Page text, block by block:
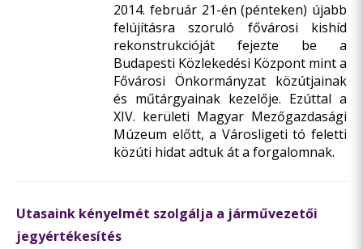
2014. február 21-én (pénteken) újabb
felújításra szoruló fővárosi kishíd
rekonstrukcióját fejezte be a
Budapesti Közlekedési Központ mint a
Fővárosi Önkormányzat közútjainak
és műtárgyainak kezelője. Ezúttal a
XIV. kerületi Magyar Mezőgazdasági
Múzeum előtt, a Városligeti tó feletti
közúti hidat adtuk át a forgalomnak.
Utasaink kényelmét szolgálja a járművezetői
jegyértékesítés